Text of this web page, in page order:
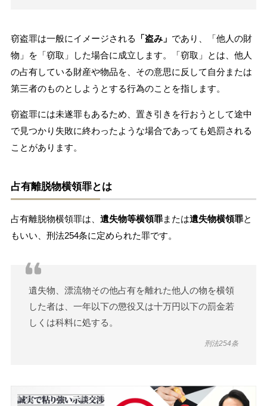
窃盗罪は一般にイメージされる 「盗み」 であり、「他人の財
物」を「窃取」した場合に成立します。「窃取」とは、他人
の占有している財産や物品を、その意思に反して自分または
第三者のものとしようとする行為のことを指します。
窃盗罪には未遂罪もあるため、置き引きを行おうとして途中
で見つかり失敗に終わったような場合であっても処罰される
ことがあります。
占有離脱物横領罪とは
占有離脱物横領罪は、 遺失物等横領罪または遺失物横領罪と
もいい、刑法254条に定められた罪です。
遺失物、漂流物その他占有を離れた他人の物を横領
した者は、一年以下の懲役又は十万円以下の罰金若
しくは科料に処する。
刑法254条